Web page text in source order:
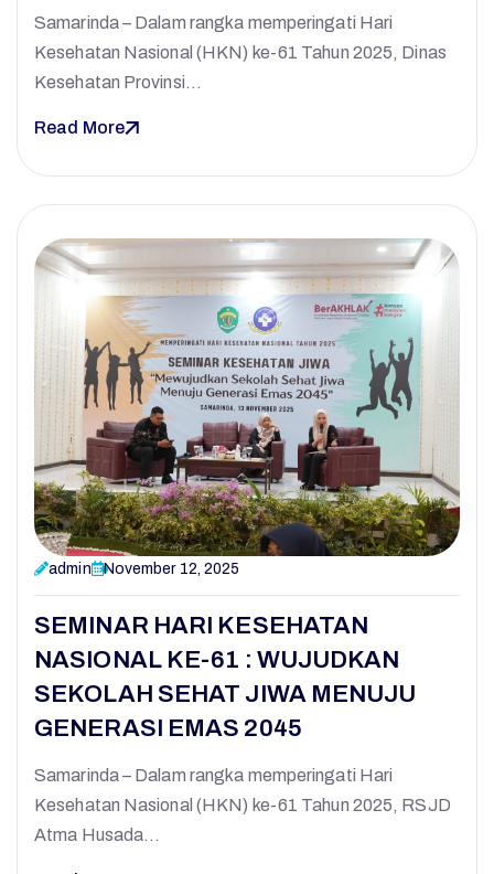
Samarinda – Dalam rangka memperingati Hari
Kesehatan Nasional (HKN) ke-61 Tahun 2025, Dinas
Kesehatan Provinsi…
Read More
admin November 12, 2025
SEMINAR HARI KESEHATAN
NASIONAL KE-61 : WUJUDKAN
SEKOLAH SEHAT JIWA MENUJU
GENERASI EMAS 2045
Samarinda – Dalam rangka memperingati Hari
Kesehatan Nasional (HKN) ke-61 Tahun 2025, RSJD
Atma Husada…